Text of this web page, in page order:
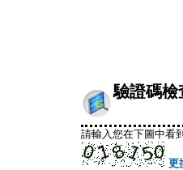
驗證碼檢
請輸入您在下圖中看
更